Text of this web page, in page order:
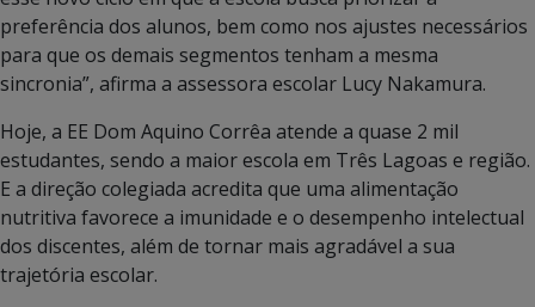
preferência dos alunos, bem como nos ajustes necessários
para que os demais segmentos tenham a mesma
sincronia”, afirma a assessora escolar Lucy Nakamura.
Hoje, a EE Dom Aquino Corrêa atende a quase 2 mil
estudantes, sendo a maior escola em Três Lagoas e região.
E a direção colegiada acredita que uma alimentação
nutritiva favorece a imunidade e o desempenho intelectual
dos discentes, além de tornar mais agradável a sua
trajetória escolar.